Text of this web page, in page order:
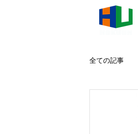
全ての記事